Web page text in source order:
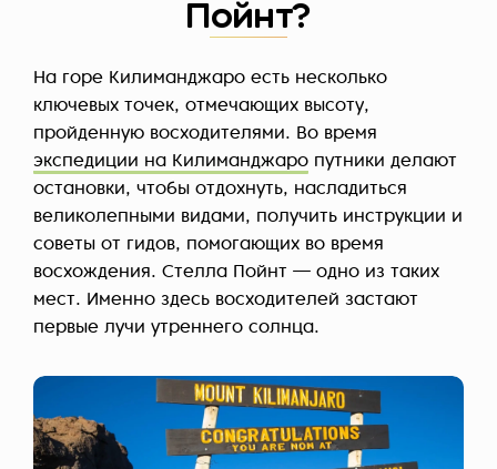
Пойнт?
На горе Килиманджаро есть несколько
ключевых точек, отмечающих высоту,
пройденную восходителями. Во время
экспедиции на Килиманджаро путники делают
остановки, чтобы отдохнуть, насладиться
великолепными видами, получить инструкции и
советы от гидов, помогающих во время
восхождения. Стелла Пойнт — одно из таких
мест. Именно здесь восходителей застают
первые лучи утреннего солнца.